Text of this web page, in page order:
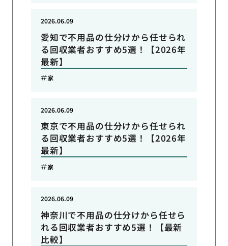
愛知で不用品の仕分けから任せられ
る回収業者おすすめ5選！【2026年
最新】
2026.06.09
家
東京で不用品の仕分けから任せられ
る回収業者おすすめ5選！【2026年
最新】
2026.06.09
家
神奈川で不用品の仕分けから任せら
れる回収業者おすすめ5選！【最新
比較】
2026.06.09